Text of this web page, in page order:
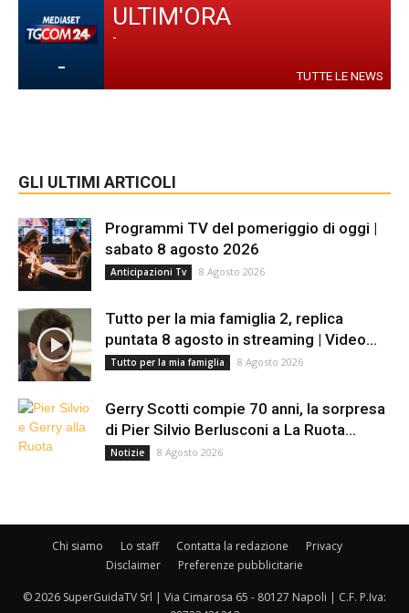
-
ULTIM'ORA
-
TUTTE LE NEWS
GLI ULTIMI ARTICOLI
Programmi TV del pomeriggio di oggi |
sabato 8 agosto 2026
Anticipazioni Tv 8 Agosto 2026
Tutto per la mia famiglia 2, replica
puntata 8 agosto in streaming | Video...
Tutto per la mia famiglia 8 Agosto 2026
Gerry Scotti compie 70 anni, la sorpresa
di Pier Silvio Berlusconi a La Ruota...
Notizie 8 Agosto 2026
Chi siamo Lo staff Contatta la redazione
Privacy
Disclaimer
Preferenze pubblicitarie
© 2026 SuperGuidaTV Srl | Via Cimarosa 65 - 80127 Napoli | C.F. P.Iva: